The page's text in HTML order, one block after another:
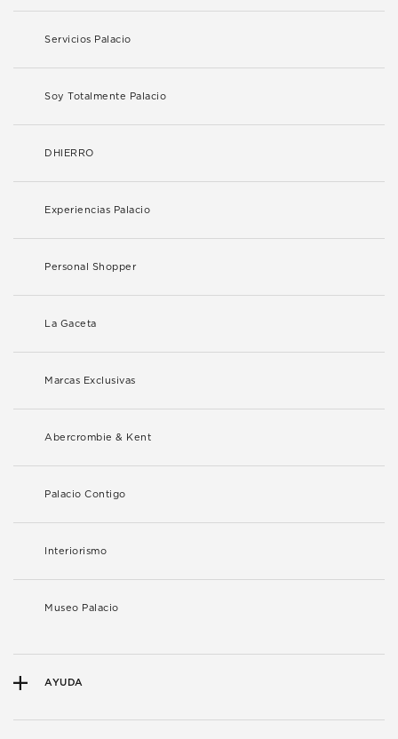
Servicios Palacio
Soy Totalmente Palacio
DHIERRO
Experiencias Palacio
Personal Shopper
La Gaceta
Marcas Exclusivas
Abercrombie & Kent
Palacio Contigo
Interiorismo
Museo Palacio
AYUDA